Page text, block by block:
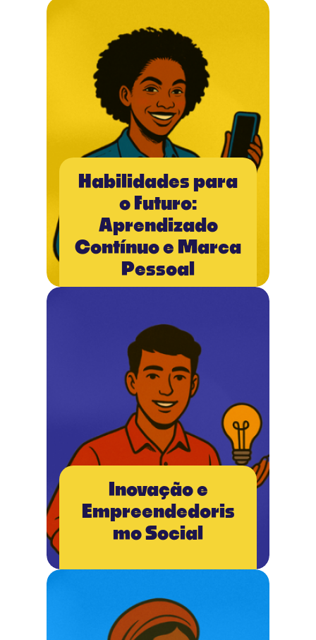
Habilidades para
o Futuro:
Aprendizado
Contínuo e Marca
Pessoal
Inovação e
Empreendedoris
mo Social